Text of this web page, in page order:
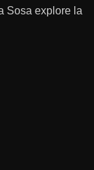
Sosa explore la